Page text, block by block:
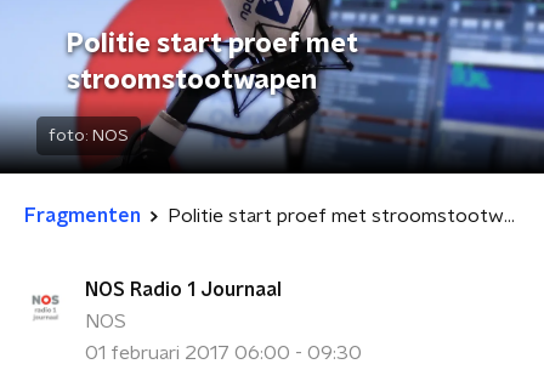
Politie start proef met
stroomstootwapen
foto: NOS
Fragmenten Politie start proef met stroomstootwapen
NOS Radio 1 Journaal
NOS
01 februari 2017 06:00 - 09:30